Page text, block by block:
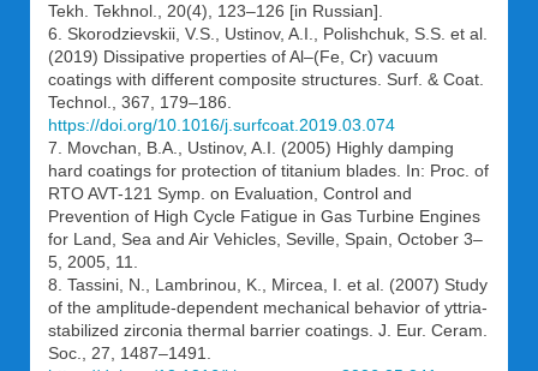
Tekh. Tekhnol., 20(4), 123–126 [in Russian].
6. Skorodzievskii, V.S., Ustinov, A.I., Polishchuk, S.S. et al.
(2019) Dissipative properties of Al–(Fe, Cr) vacuum
coatings with different composite structures. Surf. & Coat.
Technol., 367, 179–186.
https://doi.org/10.1016/j.surfcoat.2019.03.074
7. Movchan, B.A., Ustinov, A.I. (2005) Highly damping
hard coatings for protection of titanium blades. In: Proc. of
RTO AVT-121 Symp. on Evaluation, Control and
Prevention of High Cycle Fatigue in Gas Turbine Engines
for Land, Sea and Air Vehicles, Seville, Spain, October 3–
5, 2005, 11.
8. Tassini, N., Lambrinou, K., Mircea, I. et al. (2007) Study
of the amplitude-dependent mechanical behavior of yttria-
stabilized zirconia thermal barrier coatings. J. Eur. Ceram.
Soc., 27, 1487–1491.